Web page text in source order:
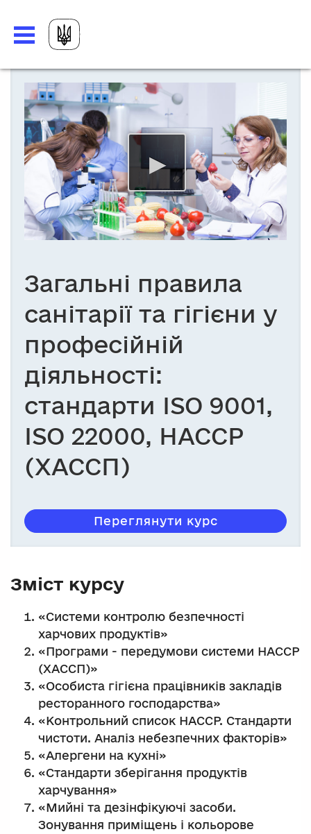
Загальні правила
санітарії та гігієни у
професійній
діяльності:
стандарти ISO 9001,
ISO 22000, НАССР
(ХАССП)
Переглянути курс
Зміст курсу
«Системи контролю безпечності
харчових продуктів»
«Програми - передумови системи НАССР
(ХАССП)»
«Особиста гігієна працівників закладів
ресторанного господарства»
«Контрольний список НАССР. Стандарти
чистоти. Аналіз небезпечних факторів»
«Алергени на кухні»
«Стандарти зберігання продуктів
харчування»
«Мийні та дезінфікуючі засоби.
Зонування приміщень і кольорове